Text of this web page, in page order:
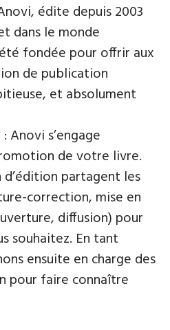
édite depuis 2003
dans le monde
fondée pour offrir aux
de publication
et absolument
s’engage
de votre livre.
d’édition partagent les
correction, mise en
diffusion) pour
souhaitez. En tant
ensuite en charge des
pour faire connaître